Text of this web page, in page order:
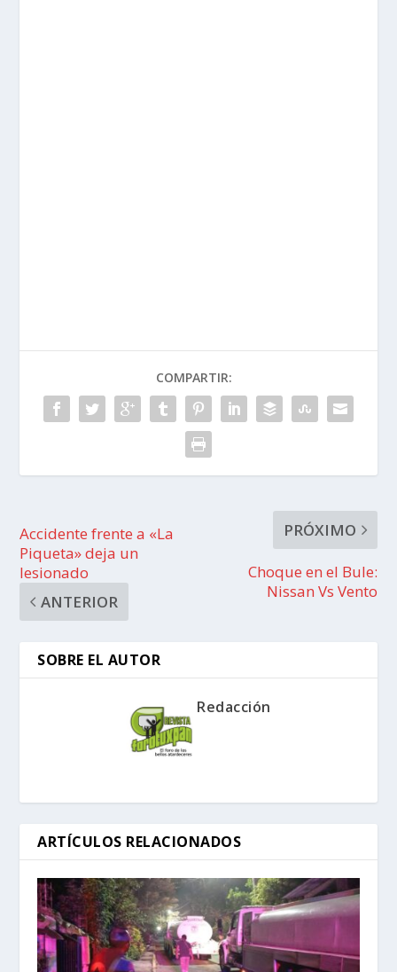
COMPARTIR:
Accidente frente a «La
Piqueta» deja un
lesionado
ANTERIOR
PRÓXIMO
Choque en el Bule:
Nissan Vs Vento
SOBRE EL AUTOR
Redacción
ARTÍCULOS RELACIONADOS